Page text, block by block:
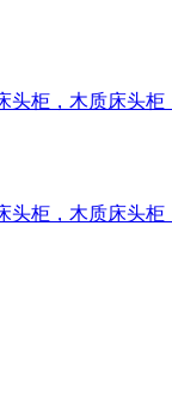
柜，木质床头柜
柜，木质床头柜